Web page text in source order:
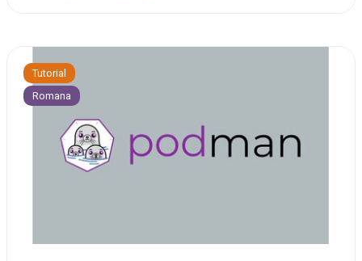
Tutorial
Romana